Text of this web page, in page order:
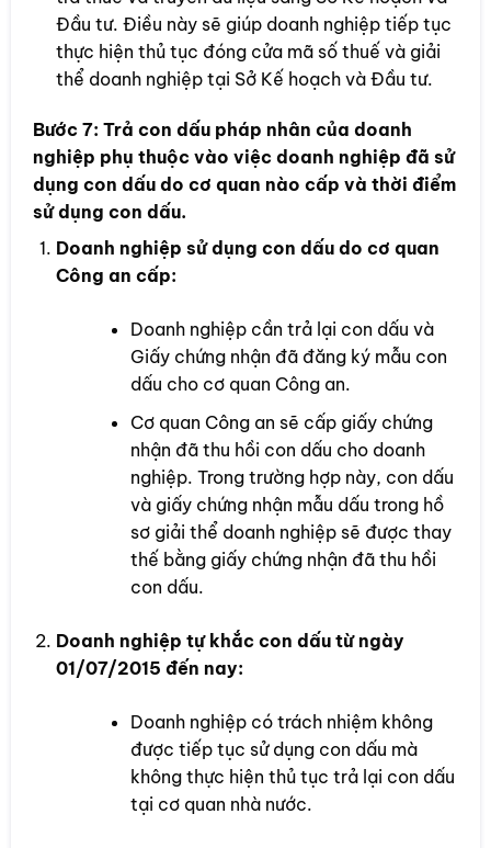
Đầu tư. Điều này sẽ giúp doanh nghiệp tiếp tục
thực hiện thủ tục đóng cửa mã số thuế và giải
thể doanh nghiệp tại Sở Kế hoạch và Đầu tư.
Bước 7: Trả con dấu pháp nhân của doanh
nghiệp phụ thuộc vào việc doanh nghiệp đã sử
dụng con dấu do cơ quan nào cấp và thời điểm
sử dụng con dấu.
Doanh nghiệp sử dụng con dấu do cơ quan
Công an cấp:
Doanh nghiệp cần trả lại con dấu và
Giấy chứng nhận đã đăng ký mẫu con
dấu cho cơ quan Công an.
Cơ quan Công an sẽ cấp giấy chứng
nhận đã thu hồi con dấu cho doanh
nghiệp. Trong trường hợp này, con dấu
và giấy chứng nhận mẫu dấu trong hồ
sơ giải thể doanh nghiệp sẽ được thay
thế bằng giấy chứng nhận đã thu hồi
con dấu.
Doanh nghiệp tự khắc con dấu từ ngày
01/07/2015 đến nay:
Doanh nghiệp có trách nhiệm không
được tiếp tục sử dụng con dấu mà
không thực hiện thủ tục trả lại con dấu
tại cơ quan nhà nước.